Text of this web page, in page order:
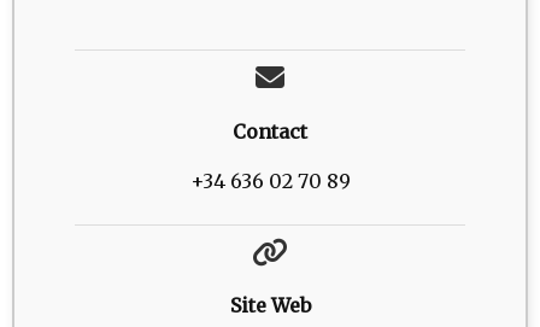
Contact
+34 636 02 70 89
Site Web